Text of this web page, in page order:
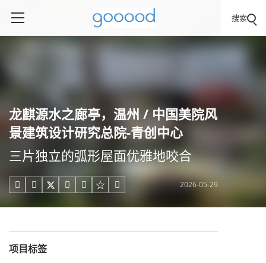
搜索
龙麒源水之廊亭，温州 / 中国美院风
景建筑设计研究总院-青创中心
三片独立的弧形屋面优雅地咬合
     2026-05-29
项目标签